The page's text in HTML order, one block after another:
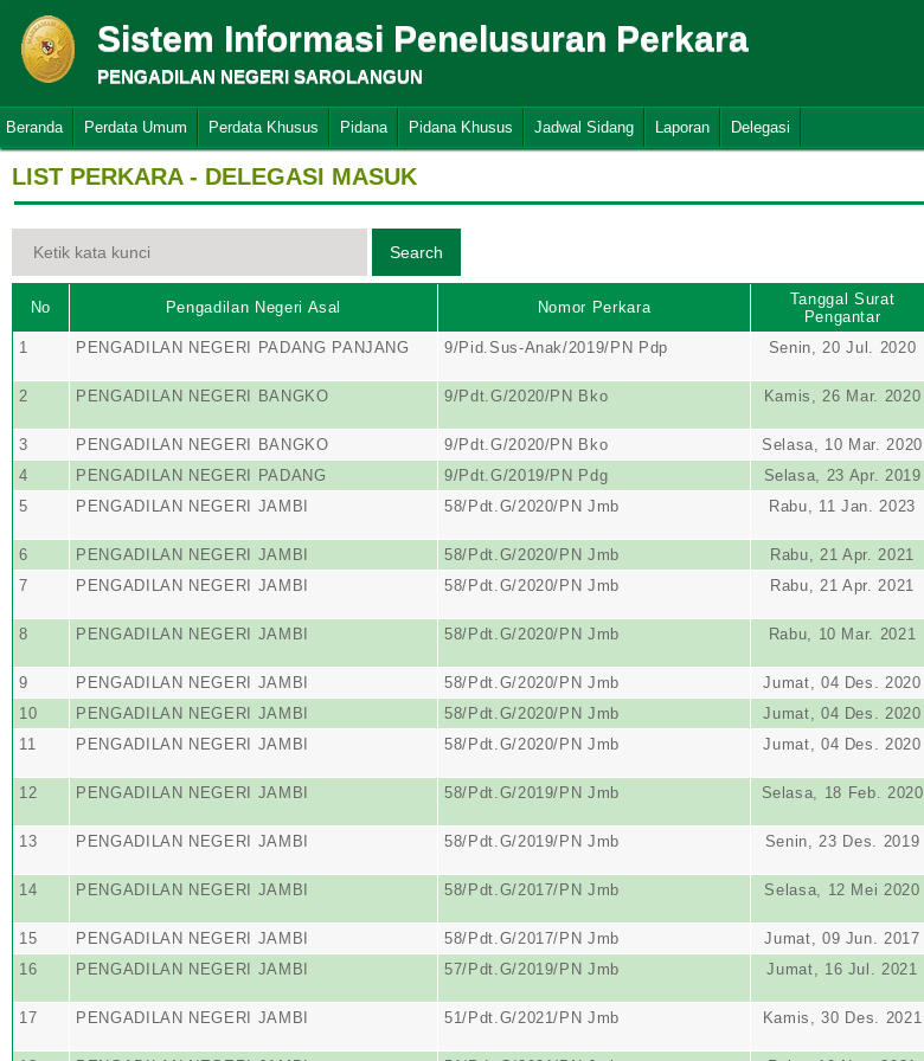
Sistem Informasi Penelusuran Perkara
PENGADILAN NEGERI SAROLANGUN
Beranda Perdata Umum Perdata Khusus Pidana Pidana Khusus Jadwal Sidang Laporan Delegasi
LIST PERKARA - DELEGASI MASUK
No Pengadilan Negeri Asal Nomor Perkara
Tanggal Surat
Pengantar
1 PENGADILAN NEGERI PADANG PANJANG 9/Pid.Sus-Anak/2019/PN Pdp Senin, 20 Jul. 2020
2 PENGADILAN NEGERI BANGKO 9/Pdt.G/2020/PN Bko Kamis, 26 Mar. 2020
3 PENGADILAN NEGERI BANGKO 9/Pdt.G/2020/PN Bko Selasa, 10 Mar. 2020
4
PENGADILAN NEGERI PADANG 9/Pdt.G/2019/PN Pdg Selasa, 23 Apr. 2019
5
PENGADILAN NEGERI JAMBI 58/Pdt.G/2020/PN Jmb Rabu, 11 Jan. 2023
6 PENGADILAN NEGERI JAMBI 58/Pdt.G/2020/PN Jmb Rabu, 21 Apr. 2021
7
PENGADILAN NEGERI JAMBI 58/Pdt.G/2020/PN Jmb Rabu, 21 Apr. 2021
8 PENGADILAN NEGERI JAMBI 58/Pdt.G/2020/PN Jmb Rabu, 10 Mar. 2021
9 PENGADILAN NEGERI JAMBI 58/Pdt.G/2020/PN Jmb Jumat, 04 Des. 2020
10
PENGADILAN NEGERI JAMBI 58/Pdt.G/2020/PN Jmb Jumat, 04 Des. 2020
11
PENGADILAN NEGERI JAMBI 58/Pdt.G/2020/PN Jmb Jumat, 04 Des. 2020
12 PENGADILAN NEGERI JAMBI 58/Pdt.G/2019/PN Jmb Selasa, 18 Feb. 2020
13 PENGADILAN NEGERI JAMBI 58/Pdt.G/2019/PN Jmb Senin, 23 Des. 2019
14 PENGADILAN NEGERI JAMBI 58/Pdt.G/2017/PN Jmb Selasa, 12 Mei 2020
15 PENGADILAN NEGERI JAMBI 58/Pdt.G/2017/PN Jmb Jumat, 09 Jun. 2017
16
PENGADILAN NEGERI JAMBI 57/Pdt.G/2019/PN Jmb Jumat, 16 Jul. 2021
17 PENGADILAN NEGERI JAMBI 51/Pdt.G/2021/PN Jmb Kamis, 30 Des. 2021